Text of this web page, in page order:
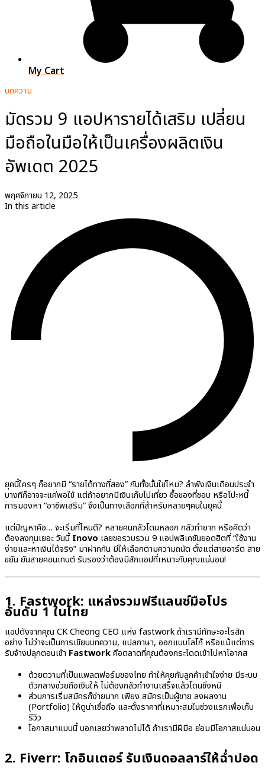
My Cart
บทความ
มัดรวม 9 แอปหารายได้เสริม เปลี่ยน
มือถือในมือให้เป็นเครื่องผลิตเงิน
อัพเดต 2025
พฤศจิกายน 12, 2025
In this article
ยุคนี้ใครๆ ก็อยากมี “รายได้ทางที่สอง” กันทั้งนั้นใช่ไหม? ลำพังเงินเดือนประจำ
บางทีก็อาจจะแค่พอใช้ แต่ถ้าอยากมีเงินเก็บไปเที่ยว ซื้อของที่ชอบ หรือโปะหนี้
การมองหา “อาชีพเสริม” จึงเป็นทางเลือกที่สำหรับหลายๆคนในยุคนี้
แต่ปัญหาคือ… จะเริ่มที่ไหนดี? หลายคนกลัวโดนหลอก กลัวทำยาก หรือคิดว่า
ต้องลงทุนเยอะ วันนี้Inovo เลยขอรวบรวม 9 แอปพลิเคชันยอดฮิตที่ “ใช้งาน
ง่ายและหาเงินได้จริง” มาฝากกัน มีให้เลือกตามความถนัด ตั้งแต่สายอาร์ต สาย
ขยัน ยันสายคอนเทนต์ รับรองว่าต้องมีสักแอปที่เหมาะกับคุณแน่นอน!
1. Fastwork: แหล่งรวมฟรีแลนซ์มือโปร
อันดับ 1 ในไทย
แอปดังจากคุณ CK Cheong CEO แห่ง fastwork ถ้าเรามีทักษะอะไรสัก
อย่าง ไม่ว่าจะเป็นการเขียนบทความ, แปลภาษา, ออกแบบโลโก้ หรือแม้แต่การ
รับจ้างปลุกตอนเช้า Fastworkคือตลาดที่คุณต้องกระโดดเข้าไปหาโอากส
ด้วยตวามที่เป็นแพลตฟอร์มของไทย ทำให้คุยกับลูกค้าเข้าใจง่าย มีระบบ
ตัวกลางช่วยถือเงินให้ ไม่ต้องกลัวทำงานเสร็จแล้วโดนชิ่งหนี
ส่วนการเริ่มสมัครก็ง่ายมาก เพียง สมัครเป็นผู้ขาย ลงผลงาน
(Portfolio) ให้ดูน่าเชื่อถือ และตั้งราคาที่เหมาะสมในช่วงแรกเพื่อเก็บ
รีวิว
โอกาสมาแบบนี้ บอกเลยว่าพลาดไม่ได้ ถ้าเรามีฝีมือ ย่อมมีโอกาสแน่นอน
2. Fiverr: โกอินเตอร์ รับเงินดอลลาร์ให้ฉ่ำปอด